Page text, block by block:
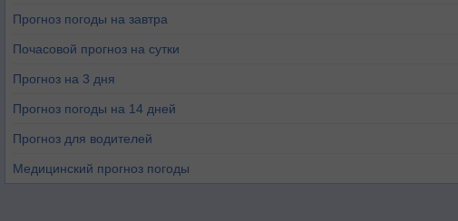
Прогноз погоды на завтра
Почасовой прогноз на сутки
Прогноз на 3 дня
Прогноз погоды на 14 дней
Прогноз для водителей
Медицинский прогноз погоды